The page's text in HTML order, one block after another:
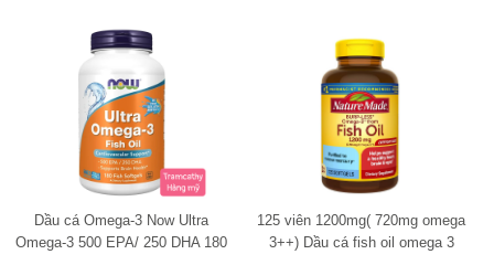
Dầu cá Omega-3 Now Ultra
Omega-3 500 EPA/ 250 DHA 180
125 viên 1200mg( 720mg omega
3++) Dầu cá fish oil omega 3